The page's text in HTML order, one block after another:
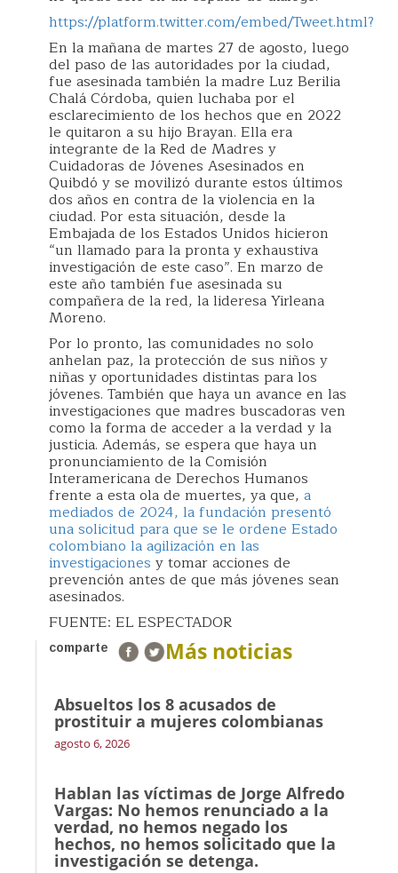
https://platform.twitter.com/embed/Tweet.html?
En la mañana de martes 27 de agosto, luego
del paso de las autoridades por la ciudad,
fue asesinada también la madre Luz Berilia
Chalá Córdoba, quien luchaba por el
esclarecimiento de los hechos que en 2022
le quitaron a su hijo Brayan. Ella era
integrante de la Red de Madres y
Cuidadoras de Jóvenes Asesinados en
Quibdó y se movilizó durante estos últimos
dos años en contra de la violencia en la
ciudad. Por esta situación, desde la
Embajada de los Estados Unidos hicieron
“un llamado para la pronta y exhaustiva
investigación de este caso”. En marzo de
este año también fue asesinada su
compañera de la red, la lideresa Yirleana
Moreno.
Por lo pronto, las comunidades no solo
anhelan paz, la protección de sus niños y
niñas y oportunidades distintas para los
jóvenes. También que haya un avance en las
investigaciones que madres buscadoras ven
como la forma de acceder a la verdad y la
justicia. Además, se espera que haya un
pronunciamiento de la Comisión
Interamericana de Derechos Humanos
frente a esta ola de muertes, ya que, a
mediados de 2024, la fundación presentó
una solicitud para que se le ordene Estado
colombiano la agilización en las
investigaciones y tomar acciones de
prevención antes de que más jóvenes sean
asesinados.
FUENTE: EL ESPECTADOR
comparte Más noticias
Absueltos los 8 acusados de
prostituir a mujeres colombianas
agosto 6, 2026
Hablan las víctimas de Jorge Alfredo
Vargas: No hemos renunciado a la
verdad, no hemos negado los
hechos, no hemos solicitado que la
investigación se detenga.